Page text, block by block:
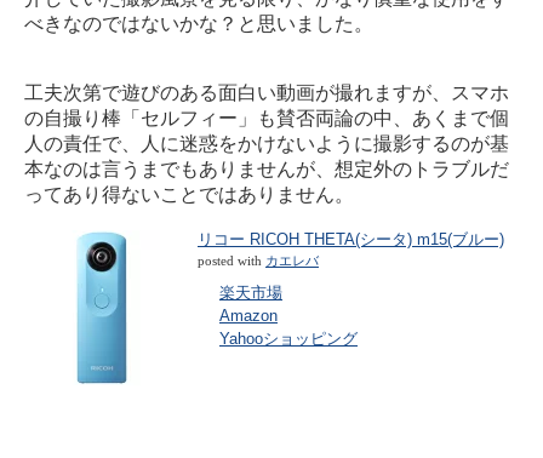
べきなのではないかな？と思いました。
工夫次第で遊びのある面白い動画が撮れますが、スマホ
の自撮り棒「セルフィー」も賛否両論の中、あくまで個
人の責任で、人に迷惑をかけないように撮影するのが基
本なのは言うまでもありませんが、想定外のトラブルだ
ってあり得ないことではありません。
リコー RICOH THETA(シータ) m15(ブルー)
posted with カエレバ
楽天市場
Amazon
Yahooショッピング